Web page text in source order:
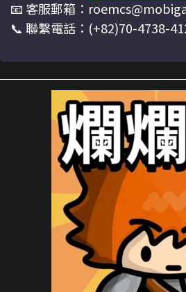
📧 客服郵箱：
📞 聯繫電話：(+82)70-4738-